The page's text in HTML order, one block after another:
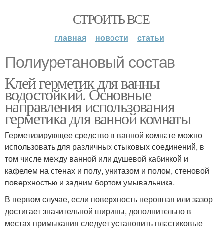
СТРОИТЬ ВСЕ
главная новости статьи
Полиуретановый состав
Клей герметик для ванны
водостойкий. Основные
направления использования
герметика для ванной комнаты
Герметизирующее средство в ванной комнате можно
использовать для различных стыковых соединений, в
том числе между ванной или душевой кабинкой и
кафелем на стенах и полу, унитазом и полом, стеновой
поверхностью и задним бортом умывальника.
В первом случае, если поверхность неровная или зазор
достигает значительной ширины, дополнительно в
местах примыкания следует установить пластиковые